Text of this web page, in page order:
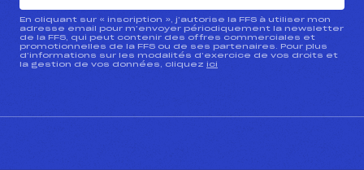
En cliquant sur « inscription », j’autorise la FFS à utiliser mon
adresse email pour m’envoyer périodiquement la newsletter
de la FFS, qui peut contenir des offres commerciales et
promotionnelles de la FFS ou de ses partenaires. Pour plus
d’informations sur les modalités d’exercice de vos droits et
la gestion de vos données, cliquez ici